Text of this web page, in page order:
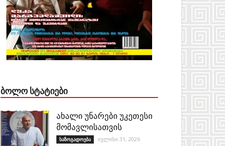
ᲑᲝᲚᲝ ᲡᲢᲐᲢᲘᲔᲑᲘ
ახალი უნარები უკეთესი
მომავლისათვის
საზოგადოება ივლისი 31, 2026